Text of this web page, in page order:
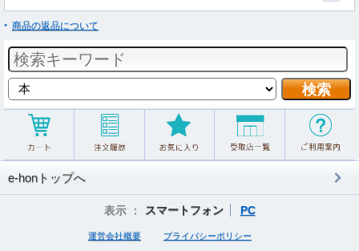
商品の返品について
e-honトップへ
表示 ： スマートフォン PC
運営会社概要 プライバシーポリシー